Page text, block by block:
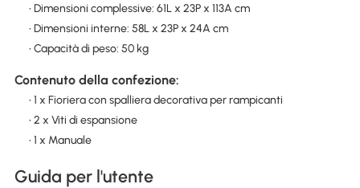
• Dimensioni complessive: 61L x 23P x 113A cm
• Dimensioni interne: 58L x 23P x 24A cm
• Capacità di peso: 50 kg
Contenuto della confezione:
• 1 x Fioriera con spalliera decorativa per rampicanti
• 2 x Viti di espansione
• 1 x Manuale
Guida per l'utente